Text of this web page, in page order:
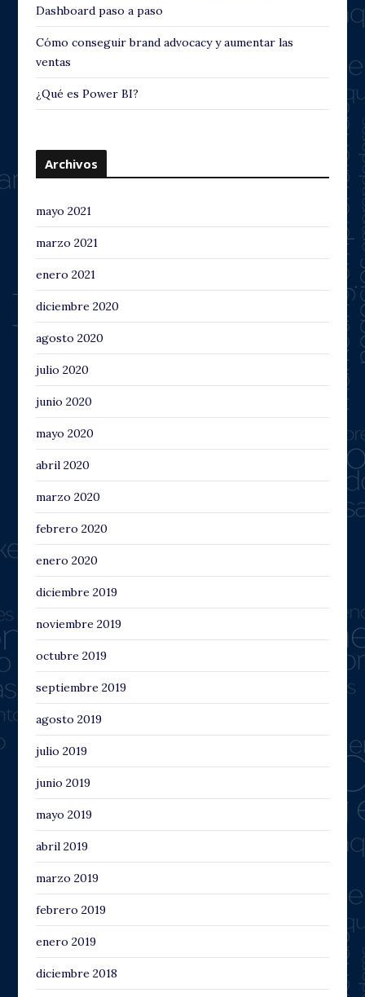
Dashboard paso a paso
Cómo conseguir brand advocacy y aumentar las
ventas
¿Qué es Power BI?
Archivos
mayo 2021
marzo 2021
enero 2021
diciembre 2020
agosto 2020
julio 2020
junio 2020
mayo 2020
abril 2020
marzo 2020
febrero 2020
enero 2020
diciembre 2019
noviembre 2019
octubre 2019
septiembre 2019
agosto 2019
julio 2019
junio 2019
mayo 2019
abril 2019
marzo 2019
febrero 2019
enero 2019
diciembre 2018